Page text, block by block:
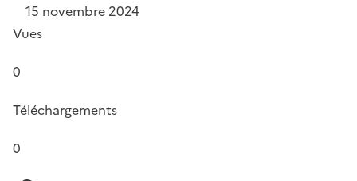
15 novembre 2024
Vues
0
Téléchargements
0